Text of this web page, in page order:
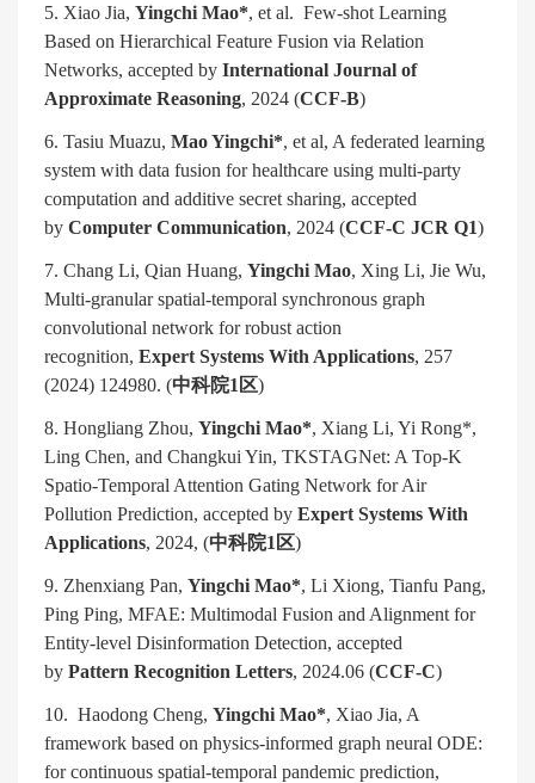
5. Xiao Jia, Yingchi Mao*, et al. Few-shot Learning
Based on Hierarchical Feature Fusion via Relation
Networks, accepted by International Journal of
Approximate Reasoning, 2024 (CCF-B)
6. Tasiu Muazu, Mao Yingchi*, et al, A federated learning
system with data fusion for healthcare using multi-party
computation and additive secret sharing, accepted
by Computer Communication, 2024 (CCF-C JCR Q1)
7. Chang Li, Qian Huang, Yingchi Mao, Xing Li, Jie Wu,
Multi-granular spatial-temporal synchronous graph
convolutional network for robust action
recognition, Expert Systems With Applications, 257
(2024) 124980. (中科院1 区)
8. Hongliang Zhou, Yingchi Mao*, Xiang Li, Yi Rong*,
Ling Chen, and Changkui Yin, TKSTAGNet: A Top-K
Spatio-Temporal Attention Gating Network for Air
Pollution Prediction, accepted by Expert Systems With
Applications, 2024, (中科院1 区)
9. Zhenxiang Pan, Yingchi Mao*, Li Xiong, Tianfu Pang,
Ping Ping, MFAE: Multimodal Fusion and Alignment for
Entity-level Disinformation Detection, accepted
by Pattern Recognition Letters, 2024.06 (CCF-C)
10. Haodong Cheng, Yingchi Mao*, Xiao Jia, A
framework based on physics-informed graph neural ODE:
for continuous spatial-temporal pandemic prediction,